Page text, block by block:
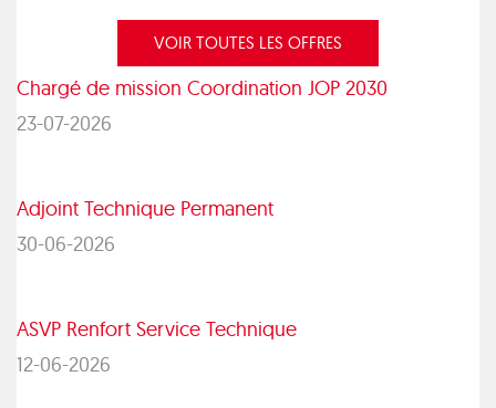
VOIR TOUTES LES OFFRES
Chargé de mission Coordination JOP 2030
23-07-2026
Adjoint Technique Permanent
30-06-2026
ASVP Renfort Service Technique
12-06-2026